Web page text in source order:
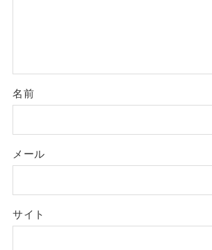
名前
メール
サイト